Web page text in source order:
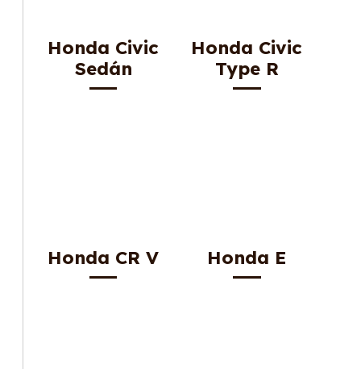
Honda Civic
Sedán
Honda Civic
Type R
Honda CR V Honda E